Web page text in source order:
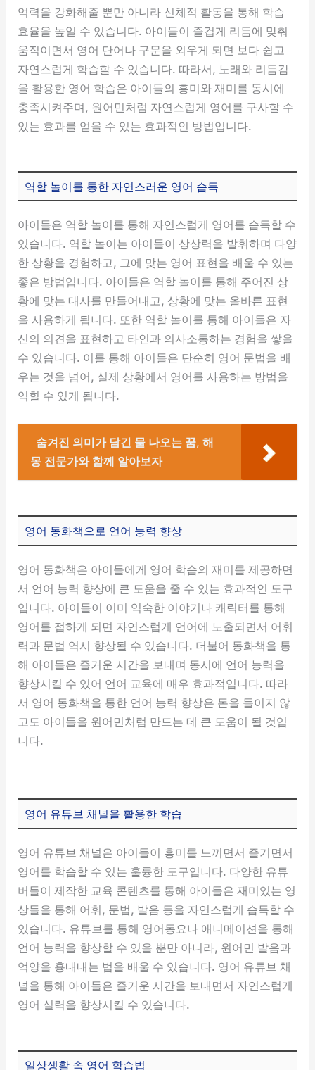
억력을 강화해줄 뿐만 아니라 신체적 활동을 통해 학습
효율을 높일 수 있습니다. 아이들이 즐겁게 리듬에 맞춰
움직이면서 영어 단어나 구문을 외우게 되면 보다 쉽고
자연스럽게 학습할 수 있습니다. 따라서, 노래와 리듬감
을 활용한 영어 학습은 아이들의 흥미와 재미를 동시에
충족시켜주며, 원어민처럼 자연스럽게 영어를 구사할 수
있는 효과를 얻을 수 있는 효과적인 방법입니다.
역할 놀이를 통한 자연스러운 영어 습득
아이들은 역할 놀이를 통해 자연스럽게 영어를 습득할 수
있습니다. 역할 놀이는 아이들이 상상력을 발휘하며 다양
한 상황을 경험하고, 그에 맞는 영어 표현을 배울 수 있는
좋은 방법입니다. 아이들은 역할 놀이를 통해 주어진 상
황에 맞는 대사를 만들어내고, 상황에 맞는 올바른 표현
을 사용하게 됩니다. 또한 역할 놀이를 통해 아이들은 자
신의 의견을 표현하고 타인과 의사소통하는 경험을 쌓을
수 있습니다. 이를 통해 아이들은 단순히 영어 문법을 배
우는 것을 넘어, 실제 상황에서 영어를 사용하는 방법을
익힐 수 있게 됩니다.
숨겨진 의미가 담긴 물 나오는 꿈, 해
몽 전문가와 함께 알아보자
영어 동화책으로 언어 능력 향상
영어 동화책은 아이들에게 영어 학습의 재미를 제공하면
서 언어 능력 향상에 큰 도움을 줄 수 있는 효과적인 도구
입니다. 아이들이 이미 익숙한 이야기나 캐릭터를 통해
영어를 접하게 되면 자연스럽게 언어에 노출되면서 어휘
력과 문법 역시 향상될 수 있습니다. 더불어 동화책을 통
해 아이들은 즐거운 시간을 보내며 동시에 언어 능력을
향상시킬 수 있어 언어 교육에 매우 효과적입니다. 따라
서 영어 동화책을 통한 언어 능력 향상은 돈을 들이지 않
고도 아이들을 원어민처럼 만드는 데 큰 도움이 될 것입
니다.
영어 유튜브 채널을 활용한 학습
영어 유튜브 채널은 아이들이 흥미를 느끼면서 즐기면서
영어를 학습할 수 있는 훌륭한 도구입니다. 다양한 유튜
버들이 제작한 교육 콘텐츠를 통해 아이들은 재미있는 영
상들을 통해 어휘, 문법, 발음 등을 자연스럽게 습득할 수
있습니다. 유튜브를 통해 영어동요나 애니메이션을 통해
언어 능력을 향상할 수 있을 뿐만 아니라, 원어민 발음과
억양을 흉내내는 법을 배울 수 있습니다. 영어 유튜브 채
널을 통해 아이들은 즐거운 시간을 보내면서 자연스럽게
영어 실력을 향상시킬 수 있습니다.
일상생활 속 영어 학습법